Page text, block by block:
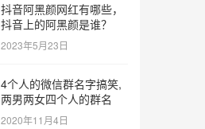
抖音阿黑颜网红有哪些，
抖音上的阿黑颜是谁？
2023年5月23日
4个人的微信群名字搞笑,
两男两女四个人的群名
2020年11月4日